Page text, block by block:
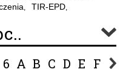
, TIR-EPD,
6 A B C D E F G